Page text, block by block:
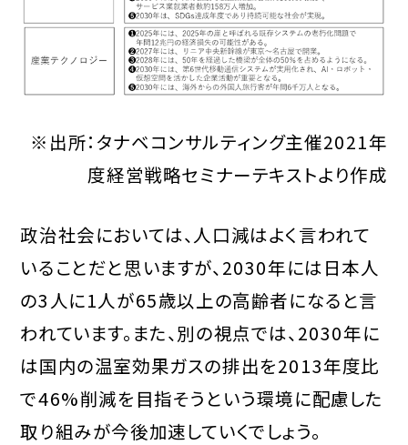
※出所：タナベコンサルティング主催2021年
度経営戦略セミナーテキストより作成
政治社会においては、人口減はよく言われて
いることだと思いますが、2030年には日本人
の3人に1人が65歳以上の高齢者になると言
われています。また、別の視点では、2030年に
は国内の温室効果ガスの排出を2013年度比
で46%削減を目指そうという環境に配慮した
取り組みが今後加速していくでしょう。